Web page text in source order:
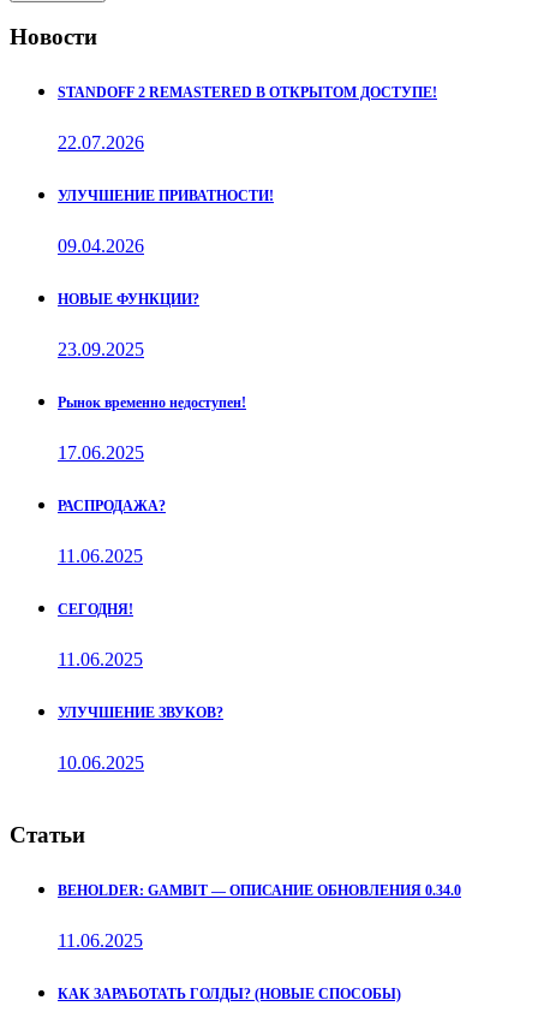
Новости
STANDOFF 2 REMASTERED В ОТКРЫТОМ ДОСТУПЕ!
22.07.2026
УЛУЧШЕНИЕ ПРИВАТНОСТИ!
09.04.2026
НОВЫЕ ФУНКЦИИ?
23.09.2025
Рынок временно недоступен!
17.06.2025
РАСПРОДАЖА?
11.06.2025
СЕГОДНЯ!
11.06.2025
УЛУЧШЕНИЕ ЗВУКОВ?
10.06.2025
Статьи
BEHOLDER: GAMBIT — ОПИСАНИЕ ОБНОВЛЕНИЯ 0.34.0
11.06.2025
КАК ЗАРАБОТАТЬ ГОЛДЫ? (НОВЫЕ СПОСОБЫ)